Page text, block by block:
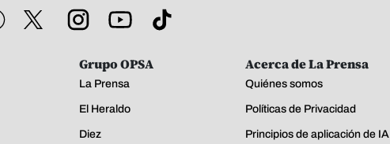
Grupo OPSA
La Prensa
El Heraldo
Diez
Acerca de La Prensa
Quiénes somos
Políticas de Privacidad
Principios de aplicación de IA